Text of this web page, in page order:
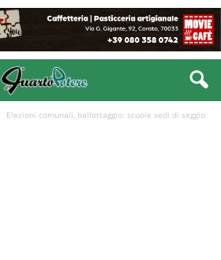
Elezioni comunali, ballottaggio: scuole sedi di seggio